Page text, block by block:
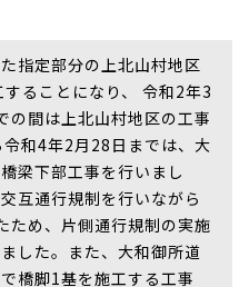
指定部分の上北山村地区
することになり、 令和2年3
の間は上北山村地区の工事
和4年2月28日までは、大
梁下部工事を行いまし
互通行規制を行いながら
ため、片側通行規制の実施
した。また、大和御所道
橋脚1基を施工する工事